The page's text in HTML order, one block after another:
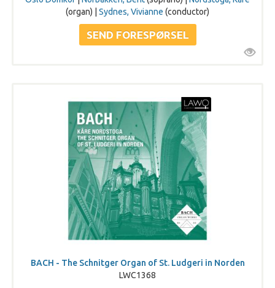
(organ) | Sydnes, Vivianne (conductor)
BACH - The Schnitger Organ of St. Ludgeri in Norden
LWC1368